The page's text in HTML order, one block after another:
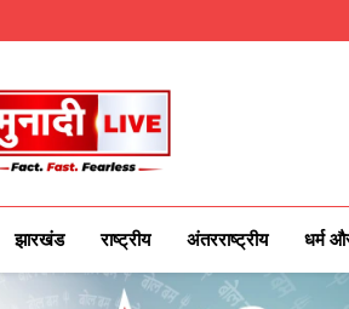
Live – Jharkhand's Leading Local
झारखंड राष्ट्रीय अंतरराष्ट्रीय धर्म